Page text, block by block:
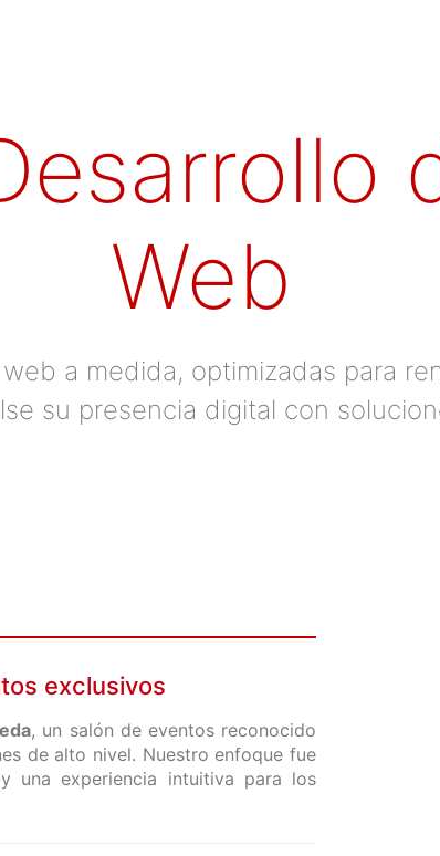
Web
a medida, optimizadas para
su presencia digital con
exclusivos
, un salón de eventos reconocido
de alto nivel. Nuestro enfoque fue
una experiencia intuitiva para los